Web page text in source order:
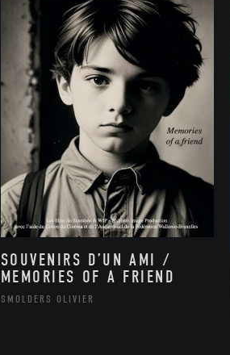
SOUVENIRS D’UN AMI /
MEMORIES OF A FRIEND
SMOLDERS OLIVIER